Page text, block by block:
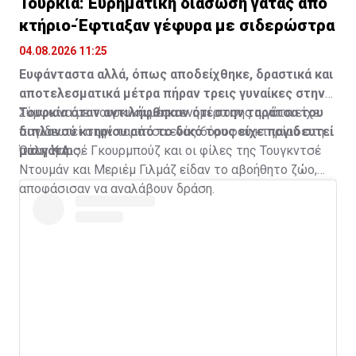
κτήριο-Έφτιαξαν γέφυρα με σιδερώστρα
04.08.2026 11:25
Ευφάνταστα αλλά, όπως αποδείχθηκε, δραστικά και
αποτελεσματικά μέτρα πήραν τρεις γυναίκες στην
Τουρκία όταν αντιλήφθηκαν ότι στην ταράτσα του
διπλανού κτηρίου από το δικό τους είχε παγιδευτεί
μια γάτα.
Σύμφωνα με τουρκικά μέσα ενημέρωσης η γάτα είχε
παγιδευτεί στην ταράτσα ενός 6όροφου κτηρίου στην
πόλη Καρς.
Όταν η Αισέ Γκουρμπούζ και οι φίλες της Τουγκντσέ
Ντουμάν και Μεριέμ Γιλμάζ είδαν το αβοήθητο ζώο,
αποφάσισαν να αναλάβουν δράση.